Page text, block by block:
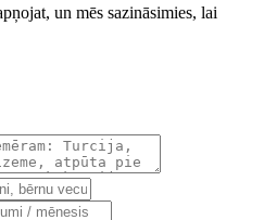
un mēs sazināsimies, lai